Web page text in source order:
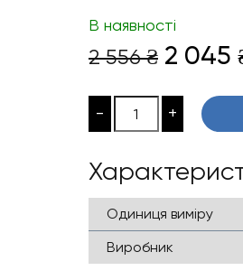
В наявності
2 556₴
2
556 ₴.
2 045
- +
Одиниця виміру
Виробник